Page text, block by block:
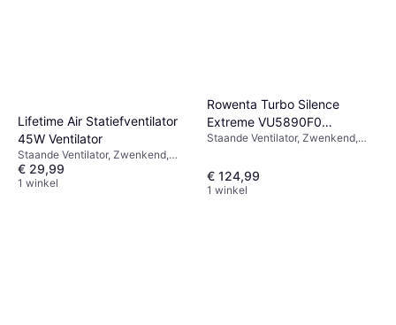
Lifetime Air Statiefventilator
45W Ventilator
Staande Ventilator, Zwenkend,
Afstandsbediening
€ 29,99
1 winkel
Rowenta Turbo Silence
Extreme VU5890F0
Ventilator
Staande Ventilator, Zwenkend,
€ 124,99
1 winkel